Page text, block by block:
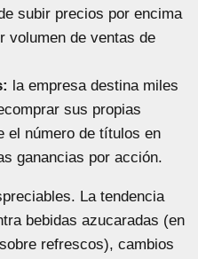
subir precios por encima
volumen de ventas de
la empresa destina miles
sus propias
el número de títulos en
ganancias por acción.
La tendencia
bebidas azucaradas (en
refrescos), cambios